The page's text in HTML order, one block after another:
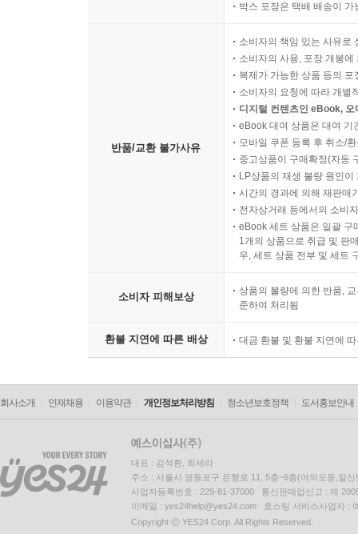
박스 포장은 택배 배송이
반품/교환 불가사유
소비자의 책임 있는 사유로
소비자의 사용, 포장 개봉
복제가 가능한 상품 등의
소비자의 요청에 따라 개별
디지털 컨텐츠인 eBook,
eBook 대여 상품은 대여 기
모바일 쿠폰 등록 후 취소/
중고상품이 구매확정(자동
LP상품의 재생 불량 원인
시간의 경과에 의해 재판매
전자상거래 등에서의 소비
eBook 세트 상품은 일괄 구
1개의 상품으로 취급 및 판
우, 세트 상품 전부 및 세트
소비자 피해보상
상품의 불량에 의한 반품,
준하여 처리됨
환불 지연에 따른 배상 대금 환불 및 환불 지연에
회사소개 인재채용 이용약관 개인정보처리방침 청소년보호정책 도서홍보안내
대표 : 김석환, 최세라
주소 : 서울시 영등포구 은행로 11, 5층~6층(여의도동,일신
사업자등록번호 : 229-81-37000 통신판매업신고 : 제
이메일 : yes24help@yes24.com 호스팅 서비스사업자 :
Copyright ⓒ YES24 Corp. All Rights Reserved.